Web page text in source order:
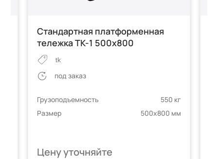
Стандартная платформенная
тележка ТК-1 500х800
tk
под заказ
Грузоподъемность
550 кг
Размер
500х800 мм
Цену уточняйте